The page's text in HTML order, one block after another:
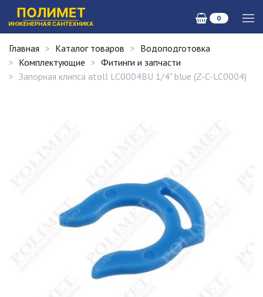
0
Главная Каталог товаров
Водоподготовка
Комплектующие
Фитинги и запчасти
Запорная клипса atoll LC0004BU 1/4" blue (Z-C-LC0004)